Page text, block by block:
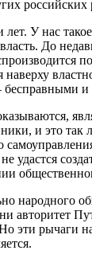
российских
У нас
До
бесправными
и это так
удастся
народного
авторитет
эти рычаги